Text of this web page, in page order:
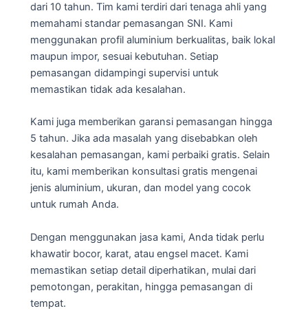
dari 10 tahun. Tim kami terdiri dari tenaga ahli yang
memahami standar pemasangan SNI. Kami
menggunakan profil aluminium berkualitas, baik lokal
maupun impor, sesuai kebutuhan. Setiap
pemasangan didampingi supervisi untuk
memastikan tidak ada kesalahan.
Kami juga memberikan garansi pemasangan hingga
5 tahun. Jika ada masalah yang disebabkan oleh
kesalahan pemasangan, kami perbaiki gratis. Selain
itu, kami memberikan konsultasi gratis mengenai
jenis aluminium, ukuran, dan model yang cocok
untuk rumah Anda.
Dengan menggunakan jasa kami, Anda tidak perlu
khawatir bocor, karat, atau engsel macet. Kami
memastikan setiap detail diperhatikan, mulai dari
pemotongan, perakitan, hingga pemasangan di
tempat.